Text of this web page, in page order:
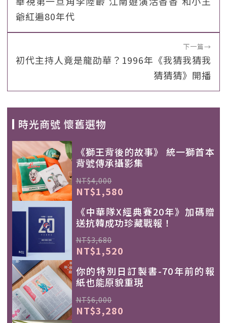
爺紅遍80年代
下一篇→
初代主持人竟是龍劭華？1996年《我猜我猜我
猜猜猜》開播
時光商號 懷舊選物
《獅王背後的故事》 統一獅首本
背號傳承攝影集
NT$4,000
NT$1,580
《中華隊X經典賽20年》加碼贈
送抗韓成功珍藏戰報！
NT$3,680
NT$1,520
你的特別日訂製書-70年前的報
紙也能原貌重現
NT$6,000
NT$3,280